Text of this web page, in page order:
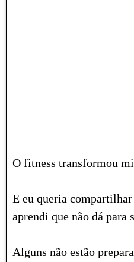
O fitness transformou
E eu queria
aprendi que não dá para
Alguns não estão